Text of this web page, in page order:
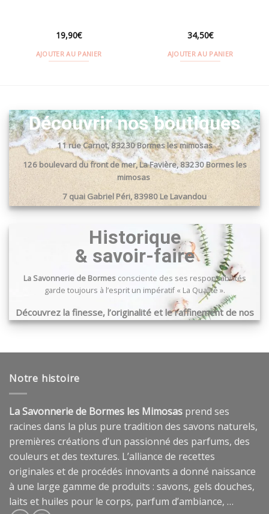
19,90€
AJOUTER AU PANIER
34,50€
AJOUTER AU PANIER
Découvrir nos boutiques
11 rue Carnot, 83230 Bormes les mimosas
126 boulevard du front de mer, La Favière, 83230 Bormes les
mimosas
7 quai Gabriel Péri, 83980 Le Lavandou
Historique
& savoir-faire
La Savonnerie de Bormesconsciente des ses responsabilités
garde toujours à l’esprit un impératif « La Qualité ».
Découvrez la finesse, l’originalité et le raffinement de nos
produits …
Notre histoire
La Savonnerie de Bormes les Mimosas prend ses
racines dans la plus pure tradition des savons naturels,
premières créations d’un passionné des parfums, des
couleurs et des textures. L’alliance de recettes
originales et de procédés innovants a donné naissance
à une large gamme de produits : savons, gels douches,
laits et huiles pour le corps, parfum d’ambiance, …